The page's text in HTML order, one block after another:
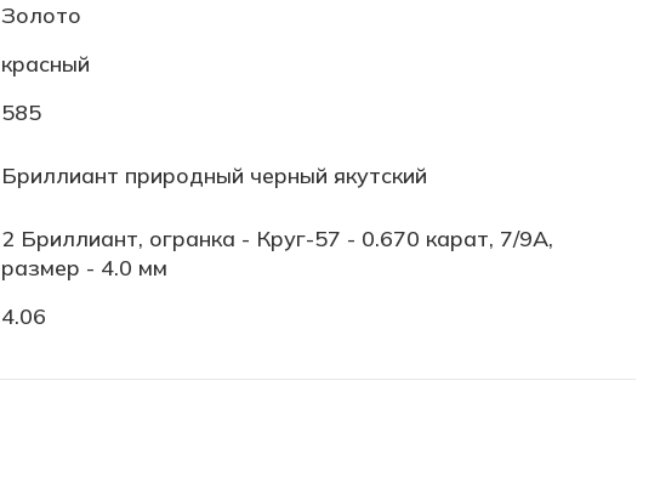
Золото
красный
585
Бриллиант природный черный якутский
2 Бриллиант, огранка - Круг-57 - 0.670 карат, 7/9А,
размер - 4.0 мм
4.06